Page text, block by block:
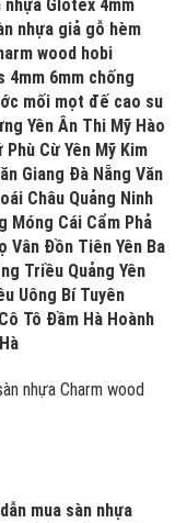
nhựa Glotex 4mm
nhựa giả gỗ hèm
wood hobi
4mm 6mm chống
mối mọt đế cao su
Yên Ân Thi Mỹ Hào
Phù Cừ Yên Mỹ Kim
Giang Đà Nẵng Văn
Châu Quảng Ninh
Móng Cái Cẩm Phả
Vân Đồn Tiên Yên Ba
Triều Quảng Yên
Uông Bí Tuyên
Tô Đầm Hà Hoành
mua sàn nhựa